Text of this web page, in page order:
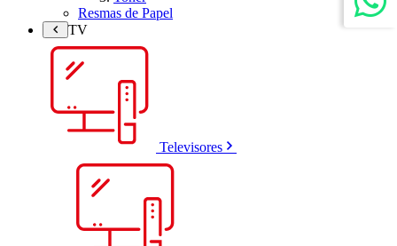
Resmas de Papel
TV
Televisores